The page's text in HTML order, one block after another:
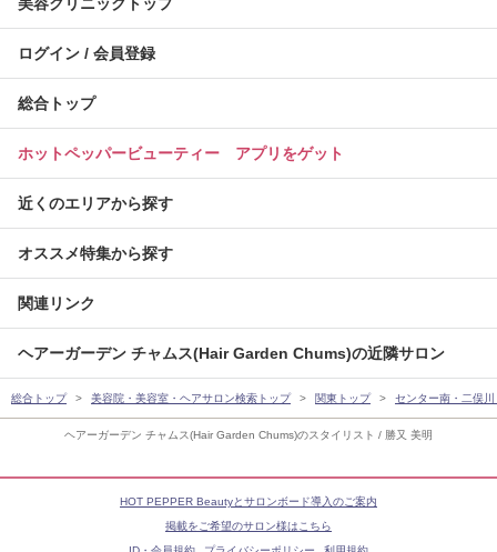
ヘアーガーデン チャムス(Hair Garden Chums)のスタイリスト / 勝又 美明
ログイン / 会員登録
総合トップ
ホットペッパービューティー アプリをゲット
近くのエリアから探す
オススメ特集から探す
関連リンク
ヘアーガーデン チャムス(Hair Garden Chums)の近隣サロン
総合トップ 美容院・美容室・ヘアサロン検索トップ 関東トップ センター南・二俣
HOT PEPPER Beautyとサロンボード導入のご案内
掲載をご希望のサロン様はこちら